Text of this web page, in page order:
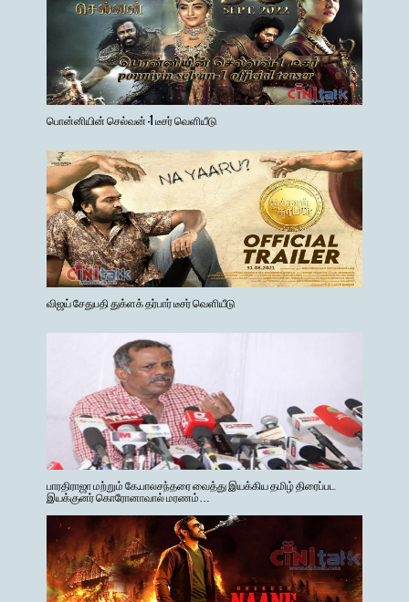
பொன்னியின் செல்வன் -1 டீசர் வெளியீடு
விஜய் சேதுபதி துக்ளக் தர்பார் டீசர் வெளியீடு
பாரதிராஜா மற்றும் கே.பாலசந்தரை வைத்து இயக்கிய தமிழ் திரைப்பட
இயக்குனர் கொரோனாவால் மரணம்…